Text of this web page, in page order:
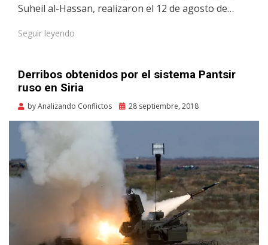
Suheil al-Hassan, realizaron el 12 de agosto de…
Seguir leyendo
Derribos obtenidos por el sistema Pantsir
ruso en Siria
byAnalizando Conflictos
Posted
28 septiembre, 2018